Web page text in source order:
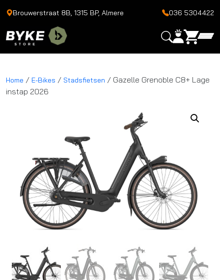
Brouwerstraat 8B, 1315 BP, Almere 036 5304422
Home / E-Bikes / Stadsfietsen / Gazelle Grenoble C8+ Lage
instap 2026